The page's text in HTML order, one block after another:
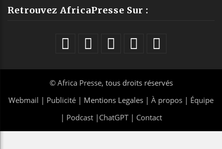
Retrouvez AfricaPresse Sur :
© Africa Presse, tous droits réservés
Webmail | Publicité | Mentions Legales | À propos | Équipe
| Podcast| ChatGPT| Contact